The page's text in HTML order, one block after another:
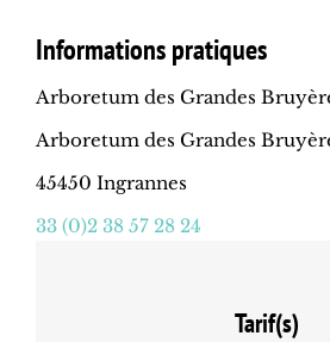
Informations pratiques
Arboretum des Grandes
Arboretum des Grandes
45450 Ingrannes
33 (0)2 38 57 28 24
Tarif(s)